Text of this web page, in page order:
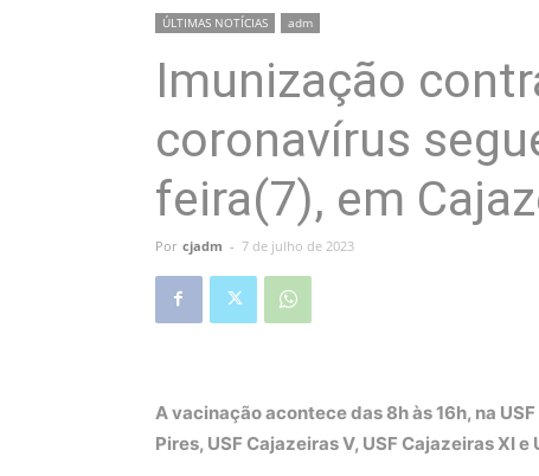
ÚLTIMAS NOTÍCIAS adm
Imunização
coronavírus
feira(7), em
Por cjadm - 7 de julho de 2023
A vacinação acontece das 8h às 16h, na
Pires, USF Cajazeiras V, USF Cajazeiras XI